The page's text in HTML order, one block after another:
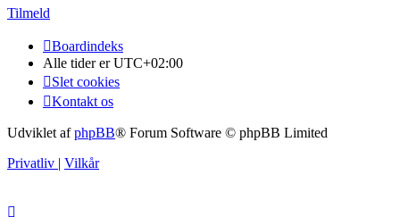
Tilmeld
Boardindeks
Alle tider erUTC+02:00
Slet cookies
Kontakt os
Udviklet afphpBB® Forum Software © phpBB Limited
Privatliv | Vilkår